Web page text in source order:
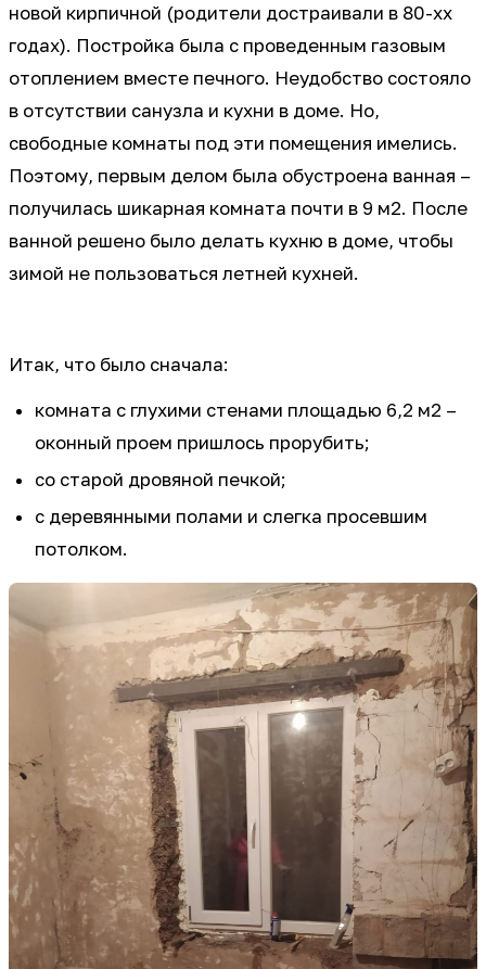
новой кирпичной (родители достраивали в 80-хх
годах). Постройка была с проведенным газовым
отоплением вместе печного. Неудобство состояло
в отсутствии санузла и кухни в доме. Но,
свободные комнаты под эти помещения имелись.
Поэтому, первым делом была обустроена ванная –
получилась шикарная комната почти в 9 м2. После
ванной решено было делать кухню в доме, чтобы
зимой не пользоваться летней кухней.
Итак, что было сначала:
комната с глухими стенами площадью 6,2 м2 –
оконный проем пришлось прорубить;
со старой дровяной печкой;
с деревянными полами и слегка просевшим
потолком.